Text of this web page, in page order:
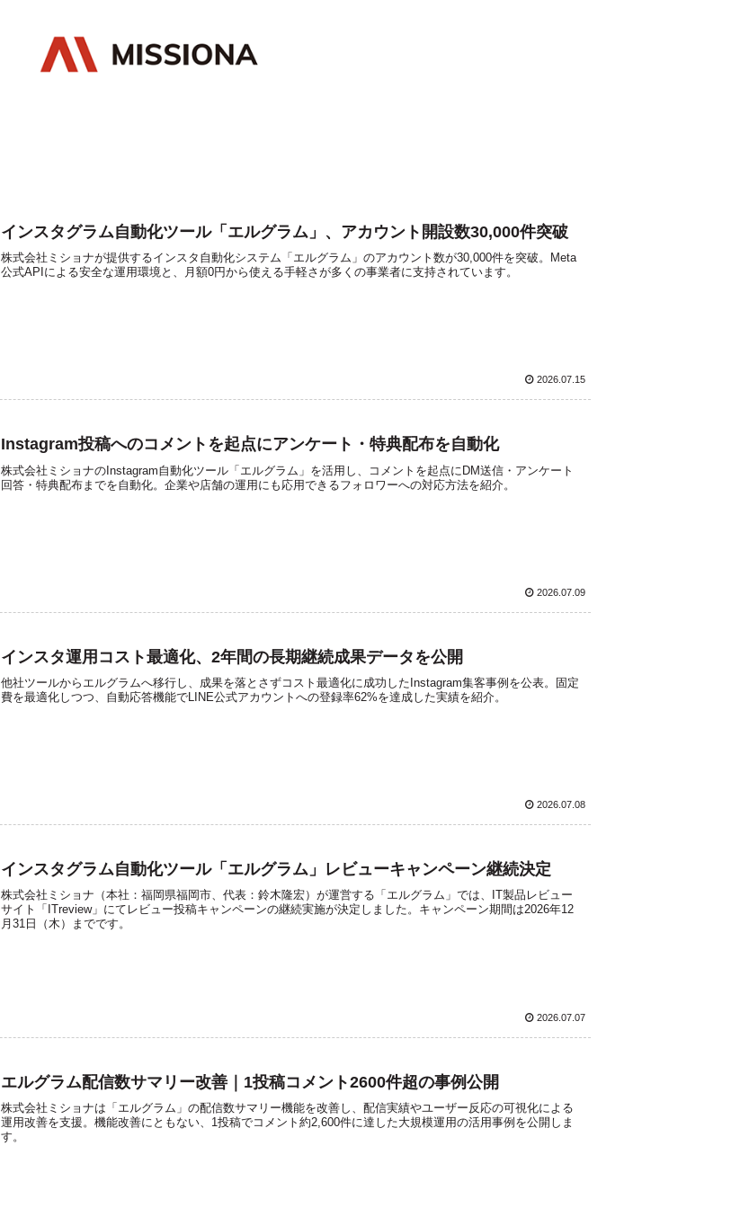
インスタグラム自動化ツール「エルグラム」、アカウント開設数30,000件突破
株式会社ミショナが提供するインスタ自動化システム「エルグラム」のアカウント数が30,000件を突破。Meta
公式APIによる安全な運用環境と、月額0円から使える手軽さが多くの事業者に支持されています。
2026.07.15
Instagram投稿へのコメントを起点にアンケート・特典配布を自動化
株式会社ミショナのInstagram自動化ツール「エルグラム」を活用し、コメントを起点にDM送信・アンケート
回答・特典配布までを自動化。企業や店舗の運用にも応用できるフォロワーへの対応方法を紹介。
2026.07.09
インスタ運用コスト最適化、2年間の長期継続成果データを公開
他社ツールからエルグラムへ移行し、成果を落とさずコスト最適化に成功したInstagram集客事例を公表。固定
費を最適化しつつ、自動応答機能でLINE公式アカウントへの登録率62%を達成した実績を紹介。
2026.07.08
インスタグラム自動化ツール「エルグラム」レビューキャンペーン継続決定
株式会社ミショナ（本社：福岡県福岡市、代表：鈴木隆宏）が運営する「エルグラム」では、IT製品レビュー
サイト「ITreview」にてレビュー投稿キャンペーンの継続実施が決定しました。キャンペーン期間は2026年12
月31日（木）までです。
2026.07.07
エルグラム配信数サマリー改善｜1投稿コメント2600件超の事例公開
株式会社ミショナは「エルグラム」の配信数サマリー機能を改善し、配信実績やユーザー反応の可視化による
運用改善を支援。機能改善にともない、1投稿でコメント約2,600件に達した大規模運用の活用事例を公開しま
す。